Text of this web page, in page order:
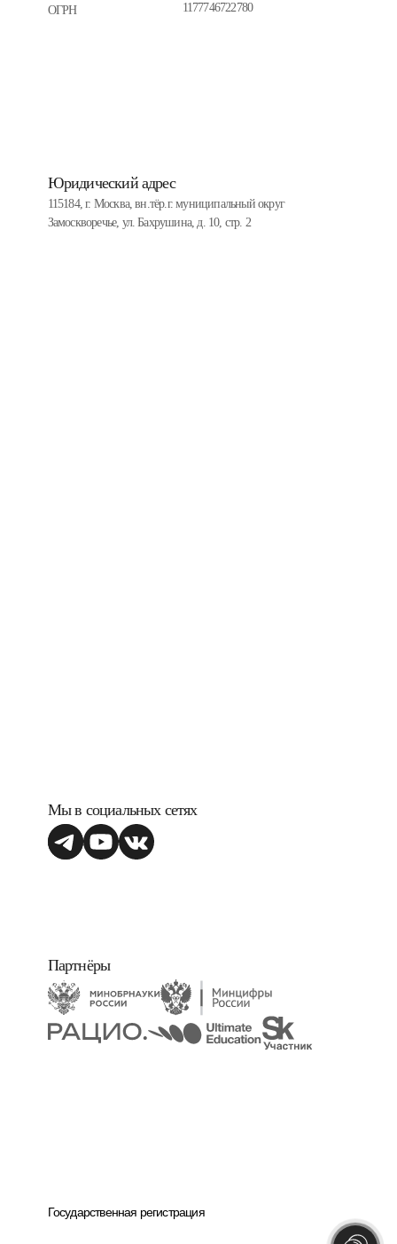
ОГРН
1177746722780
Юридический адрес
115184, г. Москва, вн.тёр.г. муниципальный округ
Замоскворечье, ул. Бахрушина, д. 10, стр. 2
Мы в социальных сетях
Партнёры
Государственная регистрация